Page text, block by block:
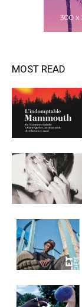
MOST READ